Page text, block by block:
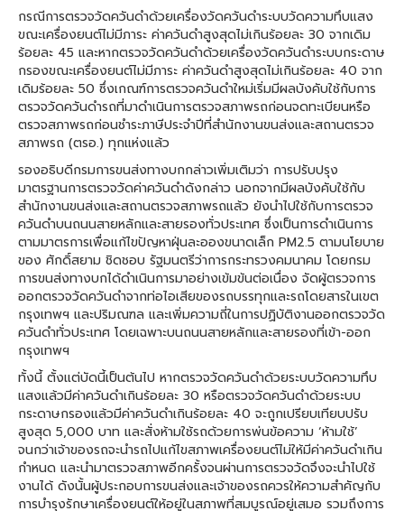
กรณีการตรวจวัดควันดำด้วยเครื่องวัดควันดำระบบวัดความทึบแสง
ขณะเครื่องยนต์ไม่มีภาระ ค่าควันดำสูงสุดไม่เกินร้อยละ 30 จากเดิม
ร้อยละ 45 และหากตรวจวัดควันดำด้วยเครื่องวัดควันดำระบบกระดาษ
กรองขณะเครื่องยนต์ไม่มีภาระ ค่าควันดำสูงสุดไม่เกินร้อยละ 40 จาก
เดิมร้อยละ 50 ซึ่งเกณฑ์การตรวจควันดำใหม่เริ่มมีผลบังคับใช้กับการ
ตรวจวัดควันดำรถที่มาดำเนินการตรวจสภาพรถก่อนจดทะเบียนหรือ
ตรวจสภาพรถก่อนชำระภาษีประจำปีที่สำนักงานขนส่งและสถานตรวจ
สภาพรถ (ตรอ.) ทุกแห่งแล้ว
รองอธิบดีกรมการขนส่งทางบกกล่าวเพิ่มเติมว่า การปรับปรุง
มาตรฐานการตรวจวัดค่าควันดำดังกล่าว นอกจากมีผลบังคับใช้กับ
สำนักงานขนส่งและสถานตรวจสภาพรถแล้ว ยังนำไปใช้กับการตรวจ
ควันดำบนถนนสายหลักและสายรองทั่วประเทศ ซึ่งเป็นการดำเนินการ
ตามมาตรการเพื่อแก้ไขปัญหาฝุ่นละอองขนาดเล็ก PM2.5 ตามนโยบาย
ของ ศักดิ์สยาม ชิดชอบ รัฐมนตรีว่าการกระทรวงคมนาคม โดยกรม
การขนส่งทางบกได้ดำเนินการมาอย่างเข้มข้นต่อเนื่อง จัดผู้ตรวจการ
ออกตรวจวัดควันดำจากท่อไอเสียของรถบรรทุกและรถโดยสารในเขต
กรุงเทพฯ และปริมณฑล และเพิ่มความถี่ในการปฏิบัติงานออกตรวจวัด
ควันดำทั่วประเทศ โดยเฉพาะบนถนนสายหลักและสายรองที่เข้า-ออก
กรุงเทพฯ
ทั้งนี้ ตั้งแต่บัดนี้เป็นต้นไป หากตรวจวัดควันดำด้วยระบบวัดความทึบ
แสงแล้วมีค่าควันดำเกินร้อยละ 30 หรือตรวจวัดควันดำด้วยระบบ
กระดาษกรองแล้วมีค่าควันดำเกินร้อยละ 40 จะถูกเปรียบเทียบปรับ
สูงสุด 5,000 บาท และสั่งห้ามใช้รถด้วยการพ่นข้อความ ‘ห้ามใช้’
จนกว่าเจ้าของรถจะนำรถไปแก้ไขสภาพเครื่องยนต์ไม่ให้มีค่าควันดำเกิน
กำหนด และนำมาตรวจสภาพอีกครั้งจนผ่านการตรวจวัดจึงจะนำไปใช้
งานได้ ดังนั้นผู้ประกอบการขนส่งและเจ้าของรถควรให้ความสำคัญกับ
การบำรุงรักษาเครื่องยนต์ให้อยู่ในสภาพที่สมบูรณ์อยู่เสมอ รวมถึงการ